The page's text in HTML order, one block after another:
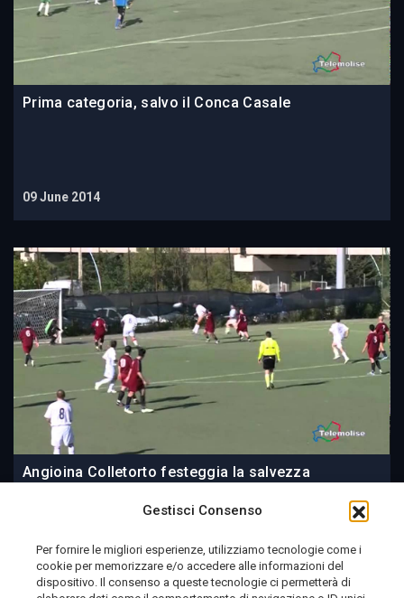
Gestisci Consenso
Per fornire le migliori esperienze, utilizziamo tecnologie come i
cookie per memorizzare e/o accedere alle informazioni del
dispositivo. Il consenso a queste tecnologie ci permetterà di
Prima categoria, salvo il Conca Casale
09 June 2014
Angioina Colletorto festeggia la salvezza
09 June 2014